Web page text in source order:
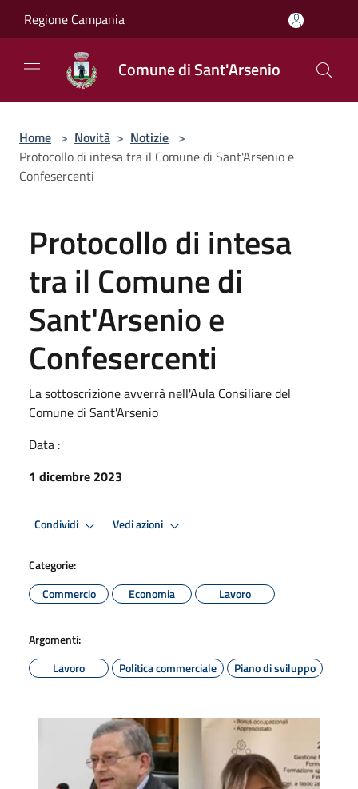
Regione Campania
Comune di Sant'Arsenio
Home > Novità > Notizie >
Protocollo di intesa tra il Comune di Sant'Arsenio e
Confesercenti
Protocollo di intesa
tra il Comune di
Sant'Arsenio e
Confesercenti
La sottoscrizione avverrà nell'Aula Consiliare del
Comune di Sant'Arsenio
Data :
1 dicembre 2023
Condividi Vedi azioni
Categorie:
Commercio
Economia Lavoro
Argomenti:
Lavoro
Politica commerciale Piano di sviluppo